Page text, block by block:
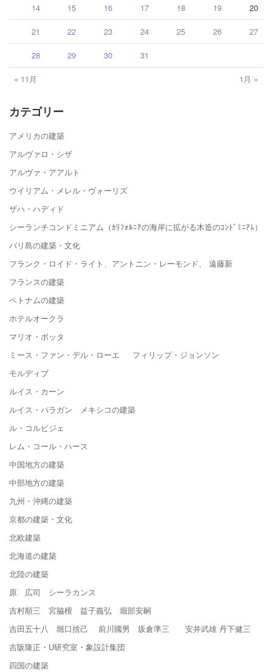
« 11月 1月 »
14 15 16 17 18 19 20
21 22 23 24 25 26 27
28 29 30 31
カテゴリー
アメリカの建築
アルヴァロ・シザ
アルヴァ・アアルト
ウイリアム・メレル・ヴォーリズ
ザハ・ハディド
シーランチコンドミニアム（ｶﾘﾌｫﾙﾆｱの海岸に拡がる木造のｺﾝﾄﾞﾐﾆｱﾑ）
バリ島の建築・文化
フランク・ロイド・ライト、アントニン・レーモンド、 遠藤新
フランスの建築
ベトナムの建築
ホテルオークラ
マリオ・ボッタ
ミース・ファン・デル・ローエ フィリップ・ジョンソン
モルディブ
ルイス・カーン
ルイス・バラガン メキシコの建築
ル・コルビジェ
レム・コール・ハース
中国地方の建築
中部地方の建築
九州・沖縄の建築
京都の建築・文化
北欧建築
北海道の建築
北陸の建築
原 広司 シーラカンス
吉村順三 宮脇檀 益子義弘 堀部安嗣
吉田五十八 堀口捨己 前川國男 坂倉準三 安井武雄 丹下健三
吉阪隆正・U研究室・象設計集団
四国の建築